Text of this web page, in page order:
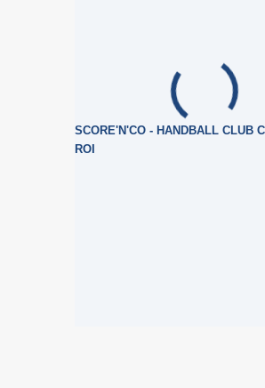
SCORE'N'CO - HANDBALL CLUB
ROI